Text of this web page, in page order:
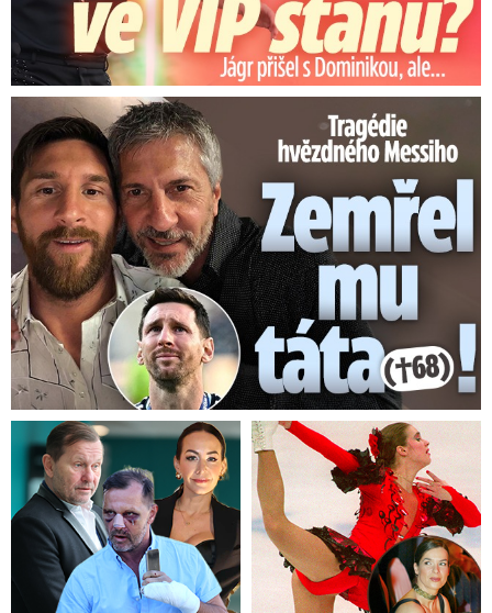
Tragédie hvězdného Messiho: Zemřel mu táta (†68)!